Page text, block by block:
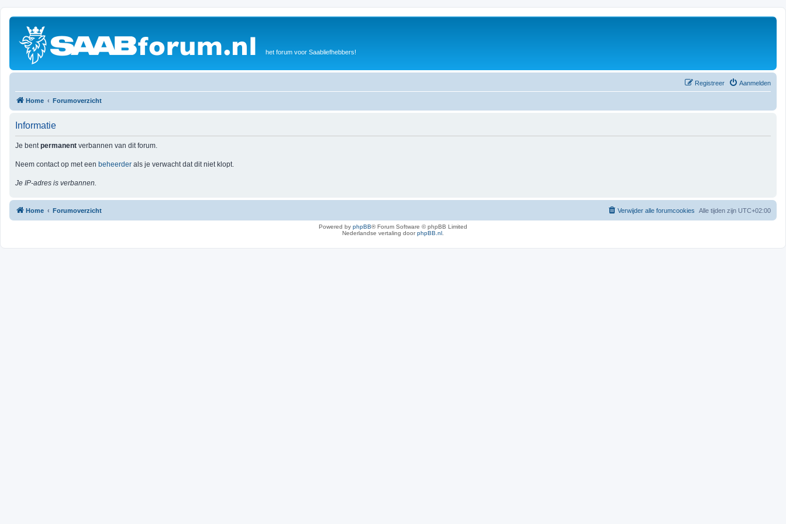
het forum voor Saabliefhebbers!
Aanmelden
Registreer
Home Forumoverzicht
Informatie
Je bentpermanent verbannen van dit forum.
Neem contact op met een beheerder als je verwacht dat dit niet klopt.
Je IP-adres is verbannen.
Home Forumoverzicht Alle tijden zijn UTC+02:00
Verwijder alle forumcookies
Powered by phpBB® Forum Software © phpBB Limited
Nederlandse vertaling doorphpBB.nl